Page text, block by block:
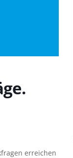
erreichen